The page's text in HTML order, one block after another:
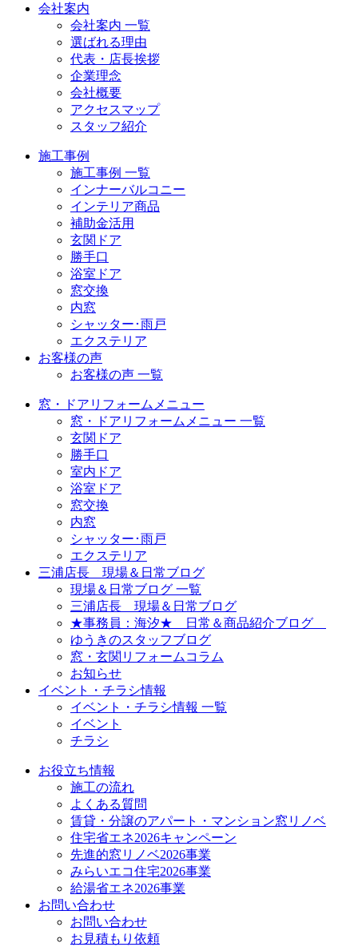
会社案内
会社案内 一覧
選ばれる理由
代表・店長挨拶
企業理念
会社概要
アクセスマップ
スタッフ紹介
施工事例
施工事例 一覧
インナーバルコニー
インテリア商品
補助金活用
玄関ドア
勝手口
浴室ドア
窓交換
内窓
シャッター･雨戸
エクステリア
お客様の声
お客様の声 一覧
窓・ドアリフォームメニュー
窓・ドアリフォームメニュー 一覧
玄関ドア
勝手口
室内ドア
浴室ドア
窓交換
内窓
シャッター･雨戸
エクステリア
三浦店長 現場＆日常ブログ
現場＆日常ブログ 一覧
三浦店長 現場＆日常ブログ
★事務員：海汐★ 日常＆商品紹介ブログ
ゆうきのスタッフブログ
窓・玄関リフォームコラム
お知らせ
イベント・チラシ情報
イベント・チラシ情報 一覧
イベント
チラシ
お役立ち情報
施工の流れ
よくある質問
賃貸・分譲のアパート・マンション窓リノベ
住宅省エネ2026キャンペーン
先進的窓リノベ2026事業
みらいエコ住宅2026事業
給湯省エネ2026事業
お問い合わせ
お問い合わせ
お見積もり依頼